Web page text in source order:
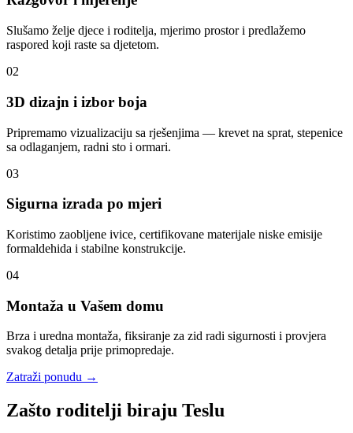
Slušamo želje djece i roditelja, mjerimo prostor i predlažemo
raspored koji raste sa djetetom.
02
3D dizajn i izbor boja
Pripremamo vizualizaciju sa rješenjima — krevet na sprat, stepenice
sa odlaganjem, radni sto i ormari.
03
Sigurna izrada po mjeri
Koristimo zaobljene ivice, certifikovane materijale niske emisije
formaldehida i stabilne konstrukcije.
04
Montaža u Vašem domu
Brza i uredna montaža, fiksiranje za zid radi sigurnosti i provjera
svakog detalja prije primopredaje.
Zatraži ponudu →
Zašto roditelji biraju Teslu